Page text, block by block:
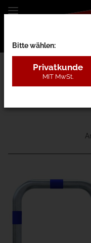
12I - E-
Bitte wählen:
Privatkunde
MIT MwSt.